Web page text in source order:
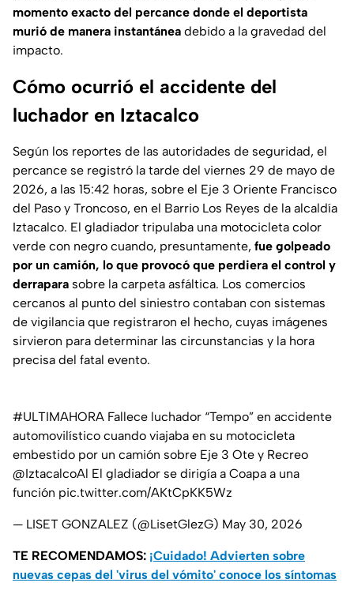
momento exacto del percance donde el deportista
murió de manera instantánea debido a la gravedad del
impacto.
Cómo ocurrió el accidente del
luchador en Iztacalco
Según los reportes de las autoridades de seguridad, el
percance se registró la tarde del viernes 29 de mayo de
2026, a las 15:42 horas, sobre el Eje 3 Oriente Francisco
del Paso y Troncoso, en el Barrio Los Reyes de la alcaldía
Iztacalco. El gladiador tripulaba una motocicleta color
verde con negro cuando, presuntamente, fue golpeado
por un camión, lo que provocó que perdiera el control y
derrapara sobre la carpeta asfáltica. Los comercios
cercanos al punto del siniestro contaban con sistemas
de vigilancia que registraron el hecho, cuyas imágenes
sirvieron para determinar las circunstancias y la hora
precisa del fatal evento.
#ULTIMAHORA Fallece luchador “Tempo” en accidente
automovilístico cuando viajaba en su motocicleta
embestido por un camión sobre Eje 3 Ote y Recreo
@IztacalcoAl El gladiador se dirigía a Coapa a una
función pic.twitter.com/AKtCpKK5Wz
— LISET GONZALEZ (@LisetGlezG) May 30, 2026
TE RECOMENDAMOS: ¡Cuidado! Advierten sobre
nuevas cepas del 'virus del vómito' conoce los síntomas